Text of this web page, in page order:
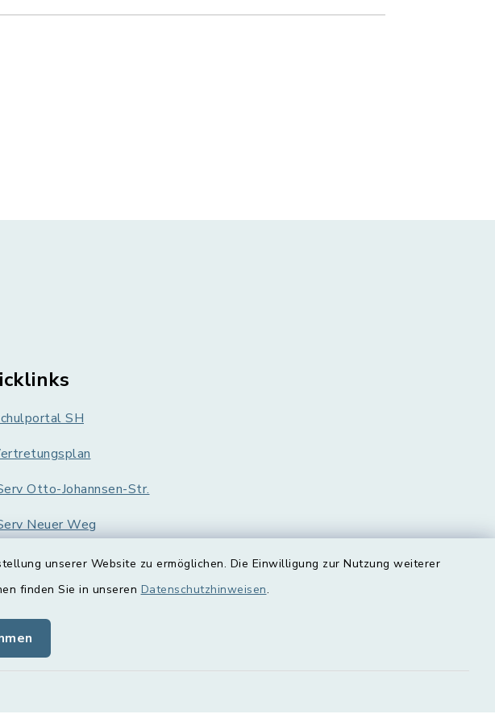
unserer Website zu ermöglichen. Die Einwilligung zur Nutzung weiterer
finden Sie in unseren Datenschutzhinweisen.
SH
Otto-Johannsen-Str.
Neuer Weg